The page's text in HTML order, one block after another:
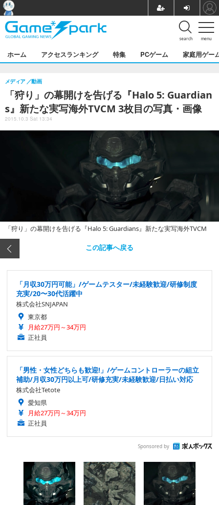
menu
search
ホーム アクセスランキング 特集 PCゲーム 家庭用ゲー
「狩り」の幕開けを告げる『Halo 5: Guardian
s』新たな実写海外TVCM 3枚目の写真・画像
メディア 動画
2015.10.3 Sat 13:34
「狩り」の幕開けを告げる『Halo 5: Guardians』新たな実写海外TVCM
この記事へ戻る
「月収30万円可能」/ゲームテスター/未経験歓迎/研修制度
充実/20〜30代活躍中
株式会社SNJAPAN
東京都
月給27万円～34万円
正社員
「男性・女性どちらも歓迎!」/ゲームコントローラーの組立
補助/月収30万円以上可/研修充実/未経験歓迎/日払い対応
株式会社Tetote
愛知県
月給27万円～34万円
正社員
Sponsored by